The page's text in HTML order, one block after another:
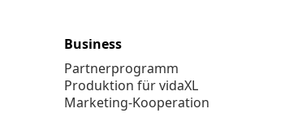
Business
Partnerprogramm
Produktion für vidaXL
Marketing-Kooperation